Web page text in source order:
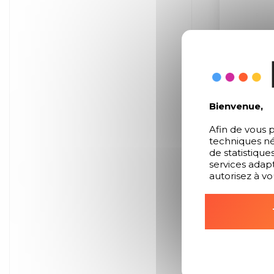
Bienvenue,
Afin de vous
techniques
de
services
autorisez à